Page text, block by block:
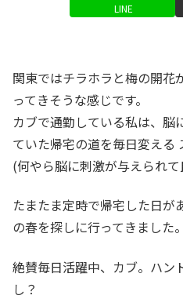
LINE
関東ではチラホラと梅の開花
ってきそうな感じです。
カブで通勤している私は、脳
ていた帰宅の道を毎日変える
(何やら脳に刺激が与えられて
たまたま定時で帰宅した日が
の春を探しに行ってきました。
絶賛毎日活躍中、カブ。ハン
し？